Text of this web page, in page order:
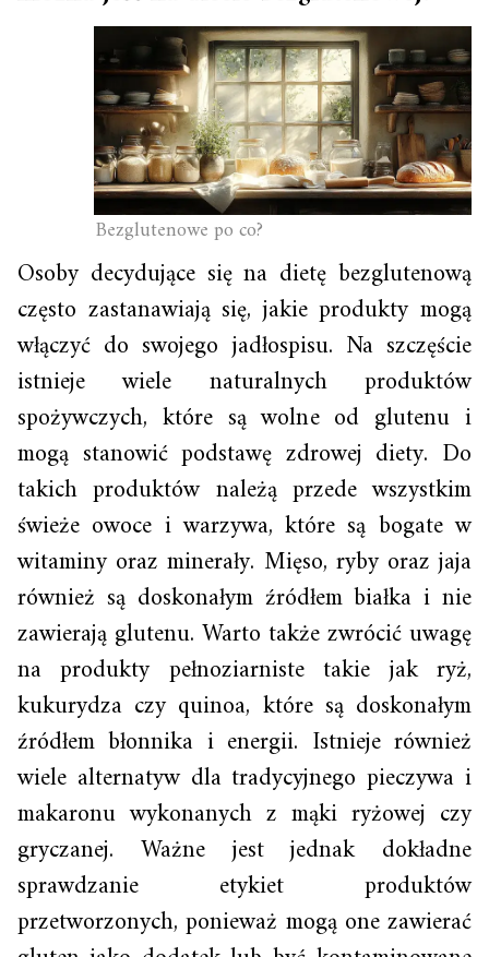
Bezglutenowe po co?
Osoby decydujące się na dietę bezglutenową
często zastanawiają się, jakie produkty mogą
włączyć do swojego jadłospisu. Na szczęście
istnieje wiele naturalnych produktów
spożywczych, które są wolne od glutenu i
mogą stanowić podstawę zdrowej diety. Do
takich produktów należą przede wszystkim
świeże owoce i warzywa, które są bogate w
witaminy oraz minerały. Mięso, ryby oraz jaja
również są doskonałym źródłem białka i nie
zawierają glutenu. Warto także zwrócić uwagę
na produkty pełnoziarniste takie jak ryż,
kukurydza czy quinoa, które są doskonałym
źródłem błonnika i energii. Istnieje również
wiele alternatyw dla tradycyjnego pieczywa i
makaronu wykonanych z mąki ryżowej czy
gryczanej. Ważne jest jednak dokładne
sprawdzanie etykiet produktów
przetworzonych, ponieważ mogą one zawierać